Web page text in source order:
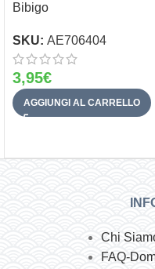
Bibigo
SKU: AE706404
3,95€
AGGIUNGI AL CARRELLO
Chi
FAQ-